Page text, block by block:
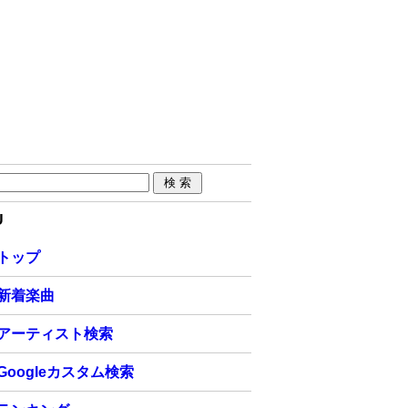
ップ
着楽曲
ーティスト検索
カスタム検索